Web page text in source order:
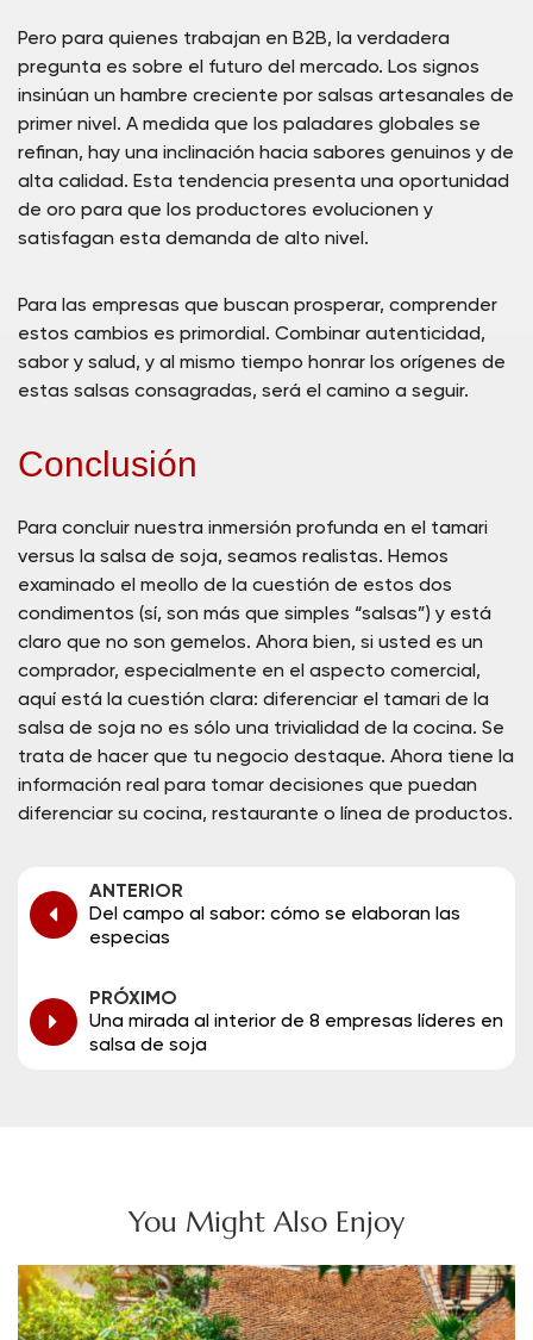
Pero para quienes trabajan en B2B, la verdadera
pregunta es sobre el futuro del mercado. Los signos
insinúan un hambre creciente por salsas artesanales de
primer nivel. A medida que los paladares globales se
refinan, hay una inclinación hacia sabores genuinos y de
alta calidad. Esta tendencia presenta una oportunidad
de oro para que los productores evolucionen y
satisfagan esta demanda de alto nivel.
Para las empresas que buscan prosperar, comprender
estos cambios es primordial. Combinar autenticidad,
sabor y salud, y al mismo tiempo honrar los orígenes de
estas salsas consagradas, será el camino a seguir.
Conclusión
Para concluir nuestra inmersión profunda en el tamari
versus la salsa de soja, seamos realistas. Hemos
examinado el meollo de la cuestión de estos dos
condimentos (sí, son más que simples “salsas”) y está
claro que no son gemelos. Ahora bien, si usted es un
comprador, especialmente en el aspecto comercial,
aquí está la cuestión clara: diferenciar el tamari de la
salsa de soja no es sólo una trivialidad de la cocina. Se
trata de hacer que tu negocio destaque. Ahora tiene la
información real para tomar decisiones que puedan
diferenciar su cocina, restaurante o línea de productos.
ANTERIOR
Del campo al sabor: cómo se elaboran las
especias
PRÓXIMO
Una mirada al interior de 8 empresas líderes en
salsa de soja
You Might Also Enjoy